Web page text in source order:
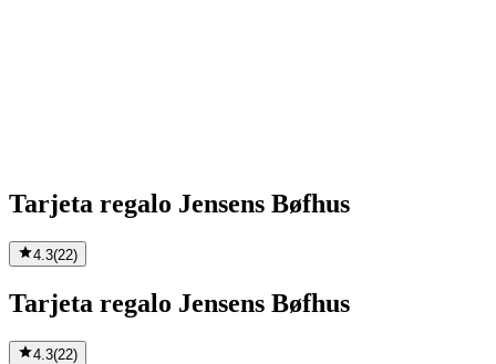
Tarjeta regalo Jensens Bøfhus
4.3(22)
Tarjeta regalo Jensens Bøfhus
4.3(22)